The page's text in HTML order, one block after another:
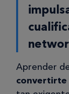
Aprender
convertirte